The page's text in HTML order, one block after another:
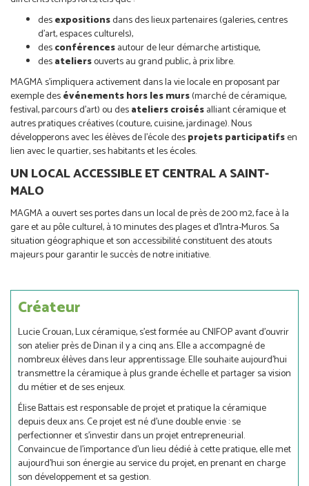
desexpositionsdans des lieux partenaires (galeries, centres
d’art, espaces culturels),
desconférencesautour de leur démarche artistique,
desateliersouverts au grand public, à prix libre.
MAGMA s’impliquera activement dans la vie locale en proposant par
exemple desévénements hors les murs(marché de céramique,
festival, parcours d’art) ou desateliers croisésalliant céramique et
autres pratiques créatives (couture, cuisine, jardinage). Nous
développerons avec les élèves de l’école desprojets participatifsen
lien avec le quartier, ses habitants et les écoles.
UN LOCAL ACCESSIBLE ET CENTRAL A SAINT-
MALO
MAGMA a ouvert ses portes dans un local de près de 200 m2, face à la
gare et au pôle culturel, à 10 minutes des plages et d’Intra-Muros. Sa
situation géographique et son accessibilité constituent des atouts
majeurs pour garantir le succès de notre initiative.
Créateur
Lucie Crouan, Lux céramique, s’est formée au CNIFOP avant d’ouvrir
son atelier près de Dinan il y a cinq ans. Elle a accompagné de
nombreux élèves dans leur apprentissage. Elle souhaite aujourd’hui
transmettre la céramique à plus grande échelle et partager sa vision
du métier et de ses enjeux.
Élise Battais est responsable de projet et pratique la céramique
depuis deux ans. Ce projet est né d’une double envie : se
perfectionner et s'investir dans un projet entrepreneurial.
Convaincue de l’importance d’un lieu dédié à cette pratique, elle met
aujourd’hui son énergie au service du projet, en prenant en charge
son développement et sa gestion.